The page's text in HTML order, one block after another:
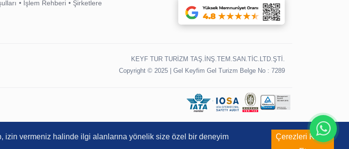
İşlem Rehberi
Şirketlere
KEYF TUR TURİZM TAŞ.İNŞ.TEM.SAN.TİC.LTD.ŞTİ.
Copyright © 2025 | Gel Keyfim Gel Turizm Belge No : 7289
izin vermeniz halinde ilgi alanlarına yönelik size özel bir deneyim
Çerezleri Kabul